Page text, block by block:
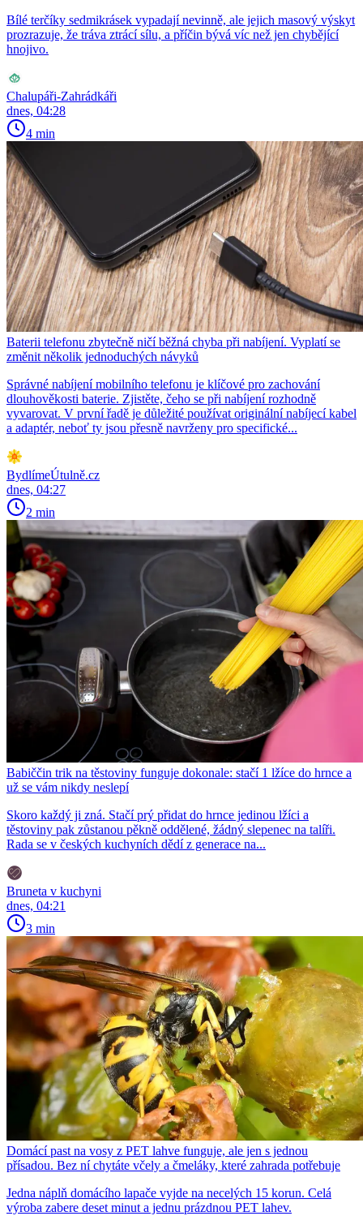
Bílé terčíky sedmikrásek vypadají nevinně, ale jejich masový výskyt
prozrazuje, že tráva ztrácí sílu, a příčin bývá víc než jen chybějící
hnojivo.
Chalupáři-Zahrádkáři
dnes, 04:28
4 min
Baterii telefonu zbytečně ničí běžná chyba při nabíjení. Vyplatí se
změnit několik jednoduchých návyků
Správné nabíjení mobilního telefonu je klíčové pro zachování
dlouhověkosti baterie. Zjistěte, čeho se při nabíjení rozhodně
vyvarovat. V první řadě je důležité používat originální nabíjecí kabel
a adaptér, neboť ty jsou přesně navrženy pro specifické...
BydlímeÚtulně.cz
dnes, 04:27
2 min
Babiččin trik na těstoviny funguje dokonale: stačí 1 lžíce do hrnce a
už se vám nikdy neslepí
Skoro každý ji zná. Stačí prý přidat do hrnce jedinou lžíci a
těstoviny pak zůstanou pěkně oddělené, žádný slepenec na talíři.
Rada se v českých kuchyních dědí z generace na...
Bruneta v kuchyni
dnes, 04:21
3 min
Domácí past na vosy z PET lahve funguje, ale jen s jednou
přísadou. Bez ní chytáte včely a čmeláky, které zahrada potřebuje
Jedna náplň domácího lapače vyjde na necelých 15 korun. Celá
výroba zabere deset minut a jednu prázdnou PET lahev.